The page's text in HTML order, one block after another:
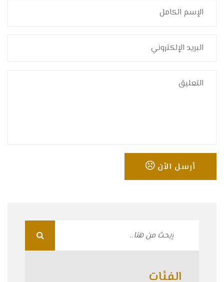
أرسل الأن
الفئات